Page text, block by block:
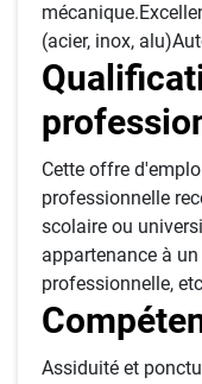
(acier, inox,
Cette offre
professionnelle
scolaire ou
appartenance à
professionnelle,
Assiduité et